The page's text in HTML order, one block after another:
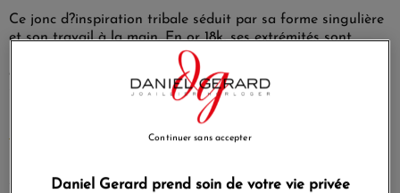
Ce jonc d?inspiration tribale séduit par sa forme singulière
et son travail à la main. En or 18k, ses extrémités sont
biseautées et piquées de diamants pour une touche
discrètement sophistiquée.
Ce jonc est flexible ce qui facilite sa mise au poignet.
2 990,00 €
Daniel Gerard prend soin de votre vie privée
Continuer sans accepter